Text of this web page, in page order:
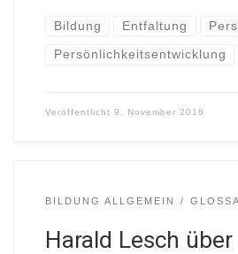
Bildung Entfaltung
Persönlichkeitsentwicklung
Veröffentlicht 9. November 2016
BILDUNG ALLGEMEIN
Harald Lesch